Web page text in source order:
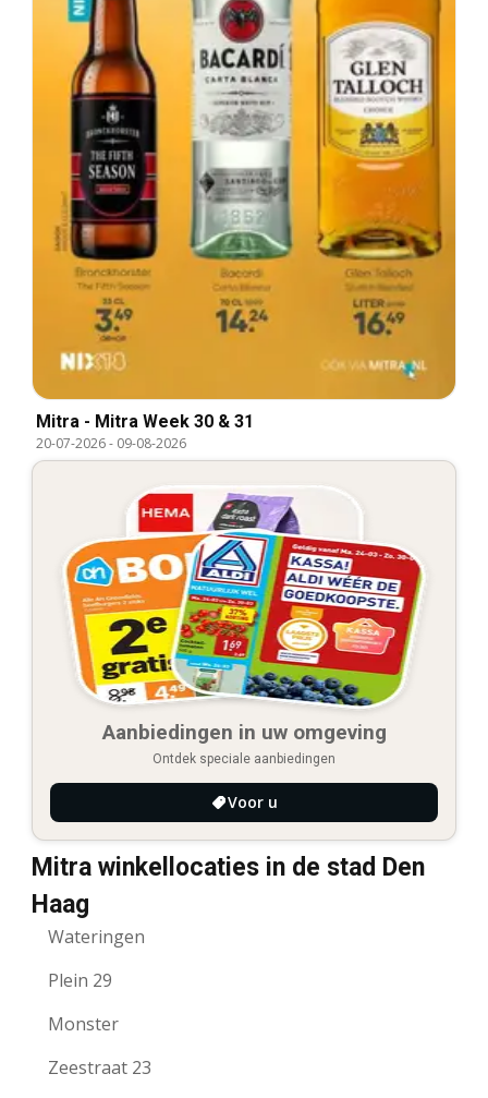
Mitra - Mitra Week 30 & 31
20-07-2026- 09-08-2026
Aanbiedingen in uw omgeving
Ontdek speciale aanbiedingen
Voor u
Mitra winkellocaties in de stad Den
Haag
Wateringen
Plein 29
Monster
Zeestraat 23